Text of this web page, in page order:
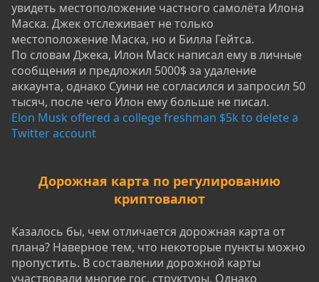
увидеть местоположение частного самолёта Илона
Маска. Джек отслеживает не только
местоположение Маска, но и Билла Гейтса.
По словам Джека, Илон Маск написал ему в личные
сообщения и предложил 5000$ за удаление
аккаунта, однако Суини не согласился и запросил 50
тысяч, после чего Илон ему больше не писал.
Elon Musk offered a college freshman $5k to delete a
Twitter account
Дорожная карта по регулированию
криптовалют
Казалось бы, чем отличается дорожная карта от
плана? Наверное тем, что некоторые пункты можно
пропустить. В составлении дорожной карты
участвовали многие гос. структуры. Однако